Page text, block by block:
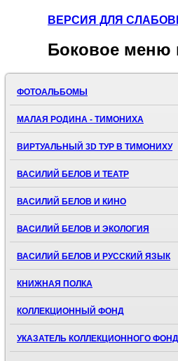
ВЕРСИЯ ДЛЯ
Боковое меню
ФОТОАЛЬБОМЫ
МАЛАЯ РОДИНА - ТИМОНИХА
ВИРТУАЛЬНЫЙ 3D ТУР В ТИМОНИХУ
ВАСИЛИЙ БЕЛОВ И ТЕАТР
ВАСИЛИЙ БЕЛОВ И КИНО
ВАСИЛИЙ БЕЛОВ И ЭКОЛОГИЯ
ВАСИЛИЙ БЕЛОВ И РУССКИЙ ЯЗЫК
КНИЖНАЯ ПОЛКА
КОЛЛЕКЦИОННЫЙ ФОНД
УКАЗАТЕЛЬ КОЛЛЕКЦИОННОГО